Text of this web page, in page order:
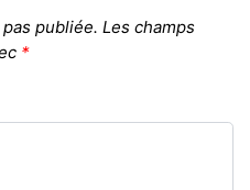
publiée. Les champs
*